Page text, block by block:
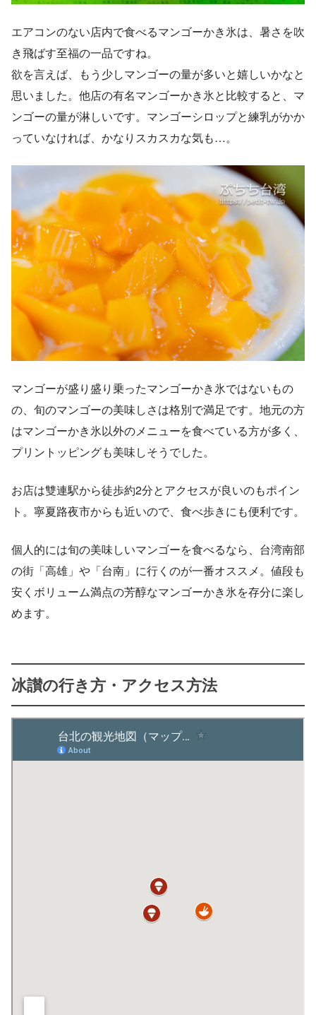
エアコンのない店内で食べるマンゴーかき氷は、暑さを吹
き飛ばす至福の一品ですね。
欲を言えば、もう少しマンゴーの量が多いと嬉しいかなと
思いました。他店の有名マンゴーかき氷と比較すると、マ
ンゴーの量が淋しいです。マンゴーシロップと練乳がかか
っていなければ、かなりスカスカな気も…。
マンゴーが盛り盛り乗ったマンゴーかき氷ではないもの
の、旬のマンゴーの美味しさは格別で満足です。地元の方
はマンゴーかき氷以外のメニューを食べている方が多く、
プリントッピングも美味しそうでした。
お店は雙連駅から徒歩約2分とアクセスが良いのもポイン
ト。寧夏路夜市からも近いので、食べ歩きにも便利です。
個人的には旬の美味しいマンゴーを食べるなら、台湾南部
の街「高雄」や「台南」に行くのが一番オススメ。値段も
安くボリューム満点の芳醇なマンゴーかき氷を存分に楽し
めます。
冰讃の行き方・アクセス方法